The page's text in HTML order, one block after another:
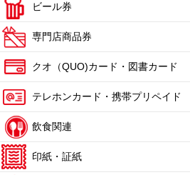
ビール券
専門店商品券
クオ（QUO)カード・図書カード
テレホンカード・携帯プリペイド
飲食関連
印紙・証紙